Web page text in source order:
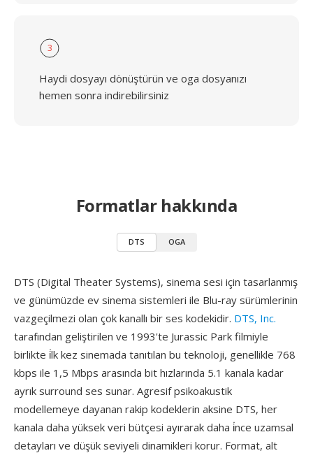
3
Haydi dosyayı dönüştürün ve oga dosyanızı
hemen sonra indirebilirsiniz
Formatlar hakkında
DTS OGA
DTS (Digital Theater Systems), sinema sesi için tasarlanmış
ve günümüzde ev sinema sistemleri ile Blu-ray sürümlerinin
vazgeçilmezi olan çok kanallı bir ses kodekidir. DTS, Inc.
tarafından geliştirilen ve 1993'te Jurassic Park filmiyle
birlikte i̇lk kez sinemada tanıtılan bu teknoloji, genellikle 768
kbps ile 1,5 Mbps arasında bit hızlarında 5.1 kanala kadar
ayrık surround ses sunar. Agresif psikoakustik
modellemeye dayanan rakip kodeklerin aksine DTS, her
kanala daha yüksek veri bütçesi ayırarak daha i̇nce uzamsal
detayları ve düşük seviyeli dinamikleri korur. Format, alt